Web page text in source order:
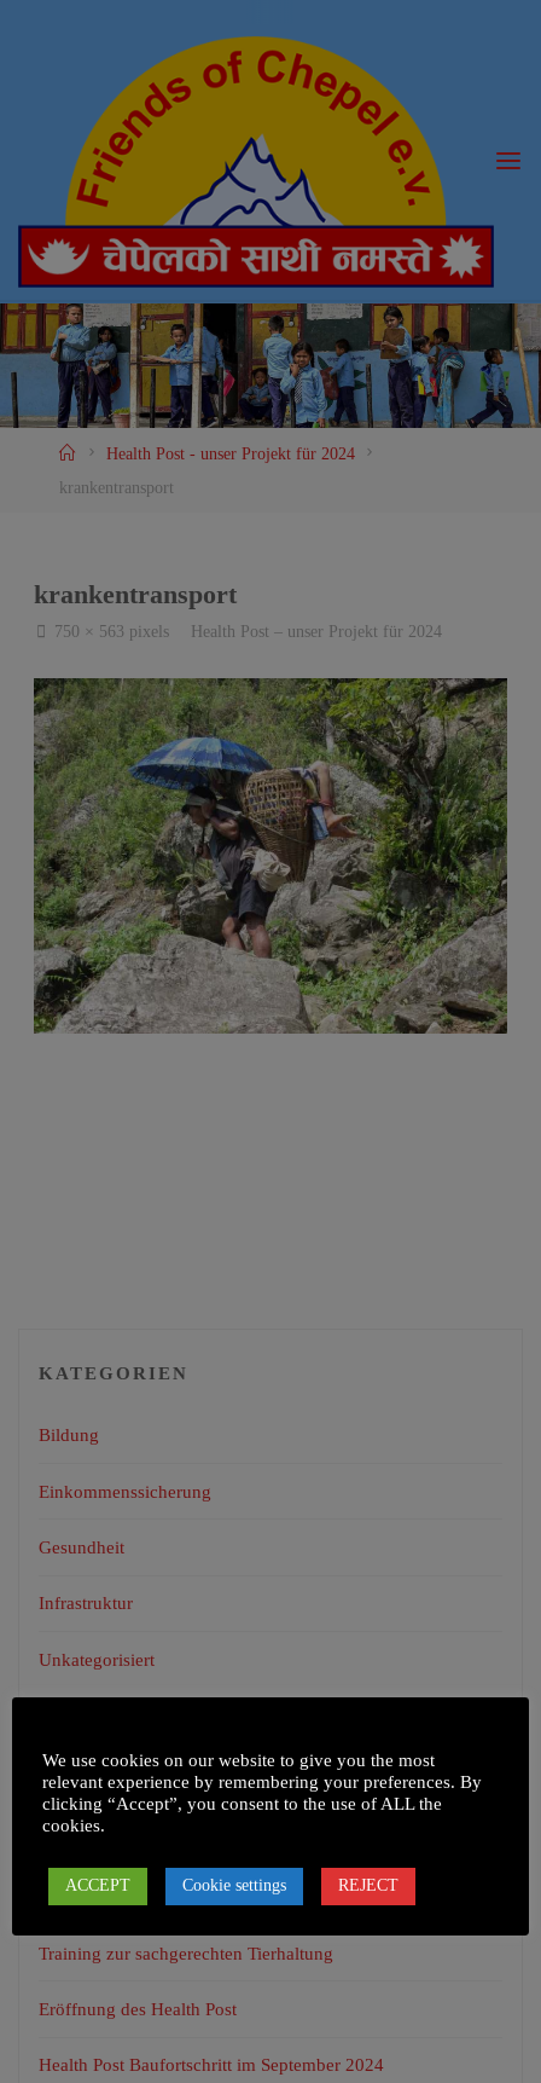
HomeHealth Post - unser Projekt für 2024
krankentransport
krankentransport
Full750 × 563 pixels Health Post – unser Projekt für 2024
KATEGORIEN
Bildung
Einkommenssicherung
Gesundheit
Infrastruktur
Unkategorisiert
NEUESTE BEITRÄGE
Apfelplantage
Training zur sachgerechten Tierhaltung
Eröffnung des Health Post
Health Post Baufortschritt im September 2024
We use cookies on our website to give you the most
relevant experience by remembering your preferences. By
clicking “Accept”, you consent to the use of ALL the
cookies.
ACCEPT Cookie settings REJECT